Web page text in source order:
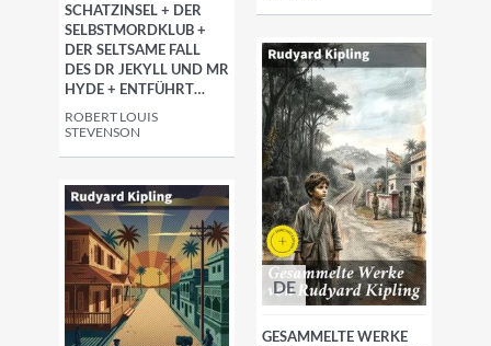
SCHATZINSEL + DER
SELBSTMORDKLUB +
DER SELTSAME FALL
DES DR JEKYLL UND MR
HYDE + ENTFÜHRT…
ROBERT LOUIS
STEVENSON
DE
GESAMMELTE WERKE